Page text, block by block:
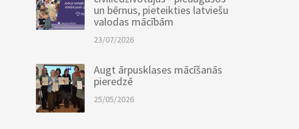
un bērnus, pieteikties latviešu
valodas mācībām
23/07/2026
Augt ārpusklases mācīšanās
pieredzē
25/05/2026